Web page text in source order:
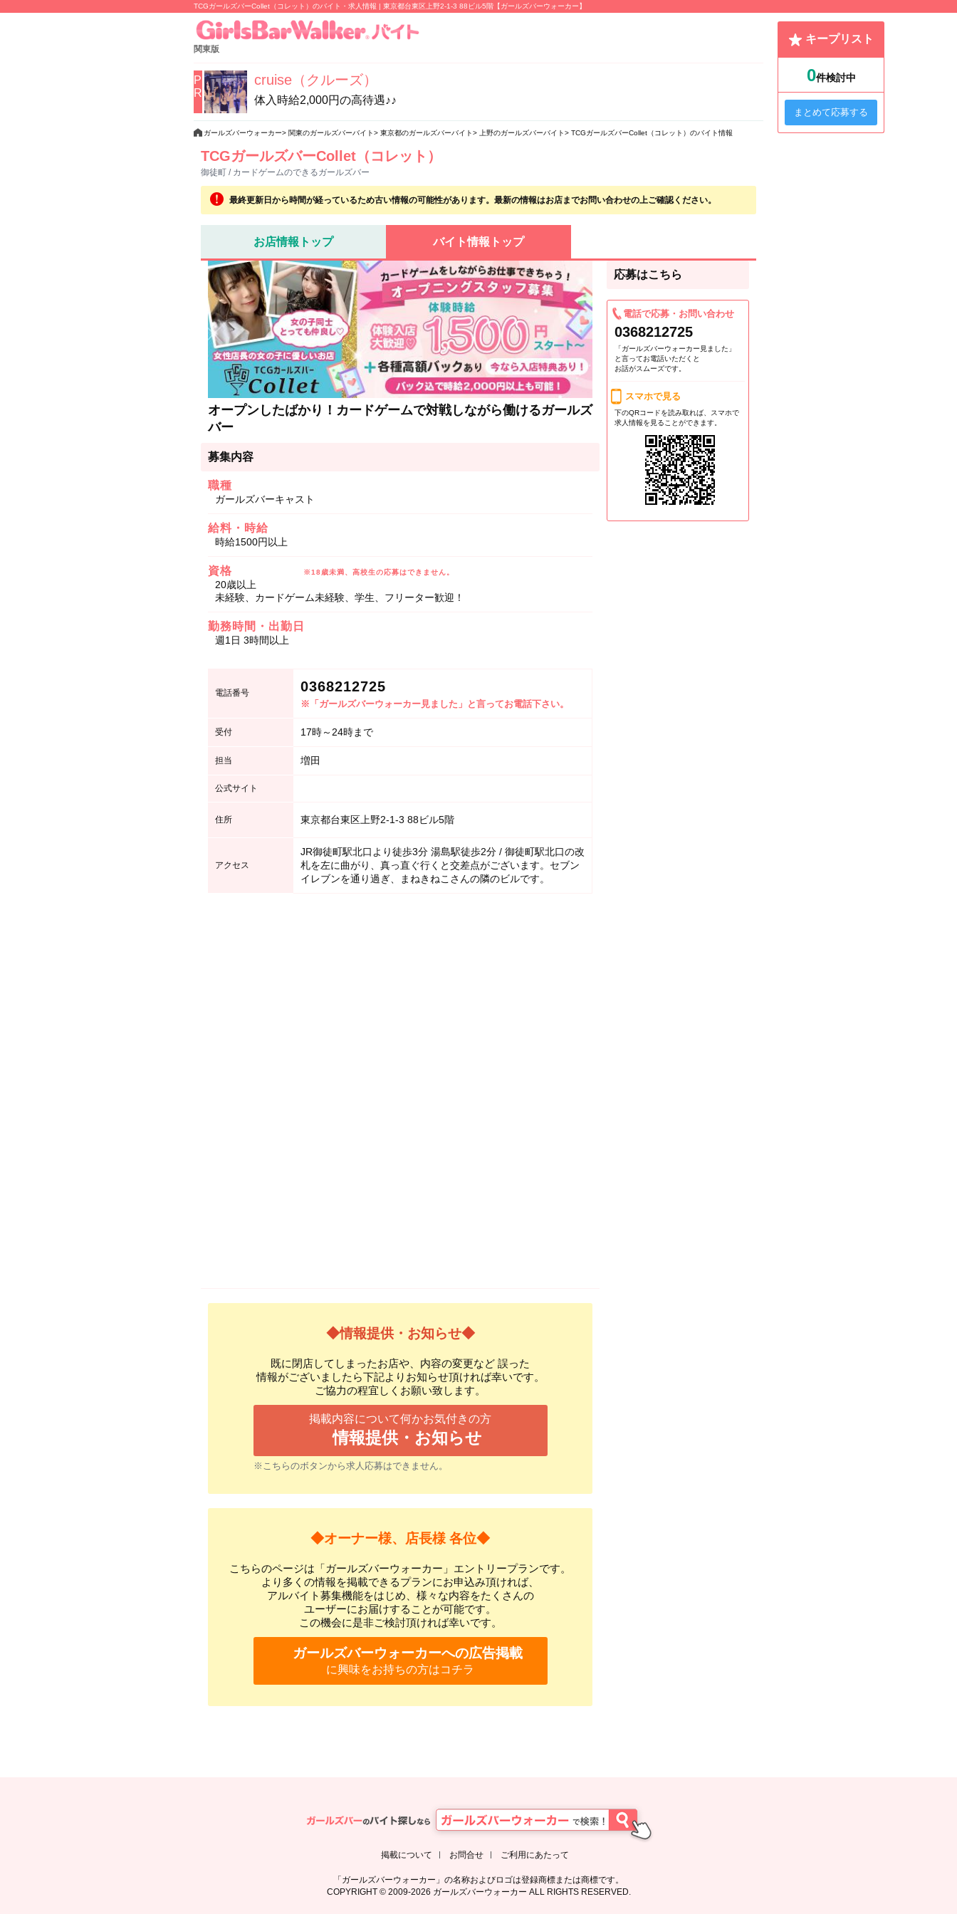
TCGガールズバーCollet（コレット）のバイト・求人情報 | 東京都台東区上野2-1-3 88ビル5階【ガールズバーウォーカー】
関東版
P
R
cruise（クルーズ）
体入時給2,000円の高待遇♪♪
ガールズバーウォーカー 関東のガールズバーバイト 東京都のガールズバーバイト 上野のガールズバーバイト TCGガールズバーCollet（コレット）のバイト情報
TCGガールズバーCollet（コレット）
御徒町 / カードゲームのできるガールズバー
最終更新日から時間が経っているため古い情報の可能性があります。最新の情報はお店までお問い合わせの上ご確認ください。
お店情報トップ バイト情報トップ
オープンしたばかり！カードゲームで対戦しながら働けるガールズ
バー
募集内容
職種
ガールズバーキャスト
給料・時給
時給1500円以上
資格 ※18歳未満、高校生の応募はできません。
20歳以上
未経験、カードゲーム未経験、学生、フリーター歓迎！
勤務時間・出勤日
週1日 3時間以上
電話番号 0368212725
※「ガールズバーウォーカー見ました」と言ってお電話下さい。
受付 17時～24時まで
担当 増田
公式サイト
住所 東京都台東区上野2-1-3 88ビル5階
アクセス
JR御徒町駅北口より徒歩3分 湯島駅徒歩2分 / 御徒町駅北口の改
札を左に曲がり、真っ直ぐ行くと交差点がございます。セブン
イレブンを通り過ぎ、まねきねこさんの隣のビルです。
◆情報提供・お知らせ◆
既に閉店してしまったお店や、内容の変更など 誤った
情報がございましたら下記よりお知らせ頂ければ幸いです。
ご協力の程宜しくお願い致します。
掲載内容について何かお気付きの方
情報提供・お知らせ
※こちらのボタンから求人応募はできません。
◆オーナー様、店長様 各位◆
こちらのページは「ガールズバーウォーカー」エントリープランです。
より多くの情報を掲載できるプランにお申込み頂ければ、
アルバイト募集機能をはじめ、様々な内容をたくさんの
ユーザーにお届けすることが可能です。
この機会に是非ご検討頂ければ幸いです。
ガールズバーウォーカーへの広告掲載
に興味をお持ちの方はコチラ
応募はこちら
電話で応募・お問い合わせ
0368212725
「ガールズバーウォーカー見ました」
と言ってお電話いただくと
お話がスムーズです。
スマホで見る
下のQRコードを読み取れば、スマホで
求人情報を見ることができます。
キープリスト
0件検討中
まとめて応募する
掲載について お問合せ ご利用にあたって
「ガールズバーウォーカー」の名称およびロゴは登録商標または商標です。
COPYRIGHT © 2009-2026 ガールズバーウォーカー ALL RIGHTS RESERVED.